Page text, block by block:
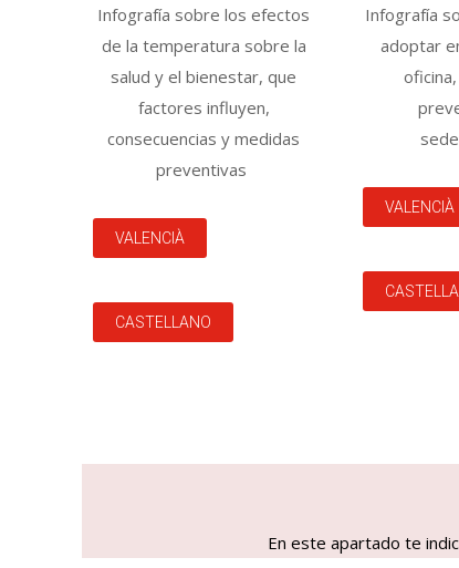
Infografía sobre los efectos
de la temperatura sobre la
salud y el bienestar, que
factores influyen,
consecuencias y medidas
preventivas
VALENCIÀ
CASTELLANO
Infografía
adoptar
VALENCIÀ
En este apartado te